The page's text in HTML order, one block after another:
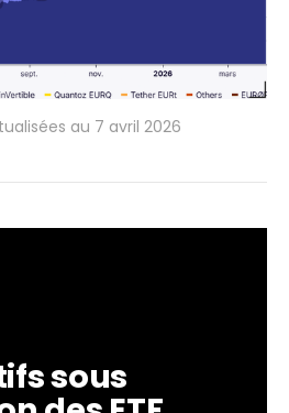
au 7 avril 2026
sous